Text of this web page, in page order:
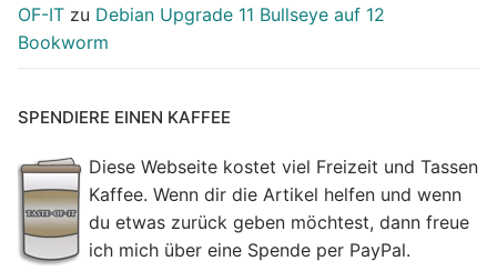
OF-IT zu Debian Upgrade 11 Bullseye auf 12
Bookworm
SPENDIERE EINEN KAFFEE
Diese Webseite kostet viel Freizeit und Tassen
Kaffee. Wenn dir die Artikel helfen und wenn
du etwas zurück geben möchtest, dann freue
ich mich über eine Spende per PayPal.